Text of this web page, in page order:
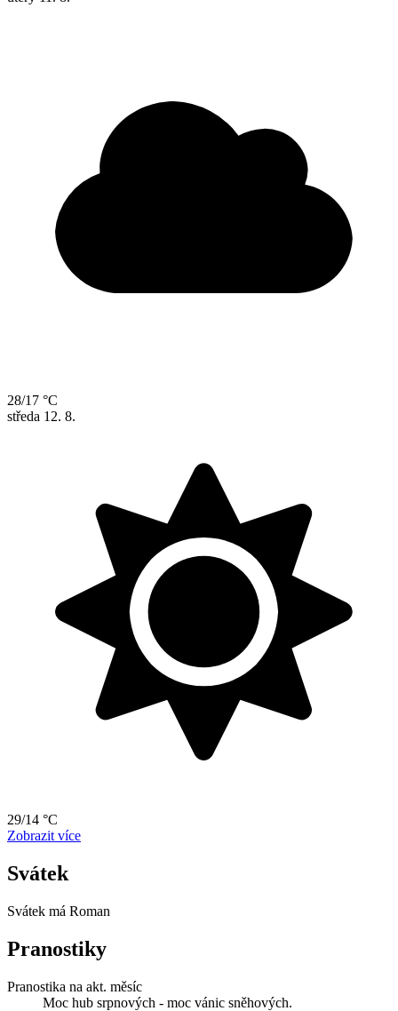
28/17 °C
středa 12. 8.
29/14 °C
Zobrazit více
Svátek
Svátek má Roman
Pranostiky
Pranostika na akt. měsíc
Moc hub srpnových - moc vánic sněhových.